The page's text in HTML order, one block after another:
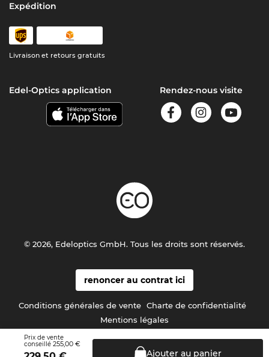
Prix de vente
conseillé 255,00 €
Ajouter aupanier
Expédition
Livraison et retours gratuits
Edel-Optics application Rendez-nous visite
renoncer au contrat ici
Conditions générales de vente Charte de confidentialité
Mentions légales
© 2026, Edeloptics GmbH. Tous les droits sont réservés.